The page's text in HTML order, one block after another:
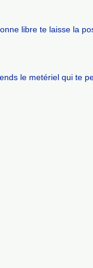
libre te laisse la
le metériel qui te